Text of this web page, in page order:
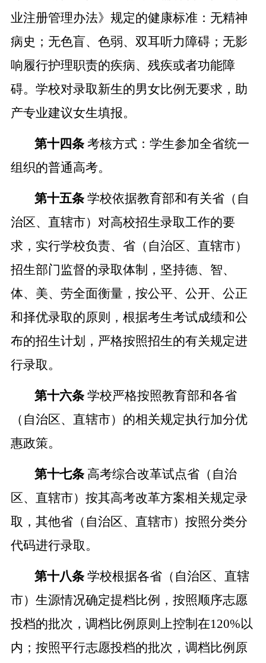
业注册管理办法》规定的健康标准：无精神
病史；无色盲、色弱、双耳听力障碍；无影
响履行护理职责的疾病、残疾或者功能障
碍。学校对录取新生的男女比例无要求，助
产专业建议女生填报。
第十四条 考核方式：学生参加全省统一
组织的普通高考。
第十五条 学校依据教育部和有关省（ 自
治区、直辖市）对高校招生录取工作的要
求，实行学校负责、省（ 自治区、直辖市）
招生部门监督的录取体制，坚持德、智、
体、美、劳全面衡量，按公平、公开、公正
和择优录取的原则，根据考生考试成绩和公
布的招生计划，严格按照招生的有关规定进
行录取。
第十六条 学校严格按照教育部和各省
（自治区、直辖市）的相关规定执行加分优
惠政策。
第十七条 高考综合改革试点省（自治
区、直辖市）按其高考改革方案相关规定录
取，其他省（自治区、直辖市）按照分类分
代码进行录取。
第十八条 学校根据各省（自治区、直辖
市）生源情况确定提档比例，按照顺序志愿
投档的批次，调档比例原则上控制在120%以
内；按照平行志愿投档的批次，调档比例原